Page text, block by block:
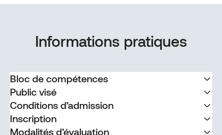
Informations pratiques
Bloc de compétences
Public visé
Conditions d’admission
Inscription
Modalités d’évaluation